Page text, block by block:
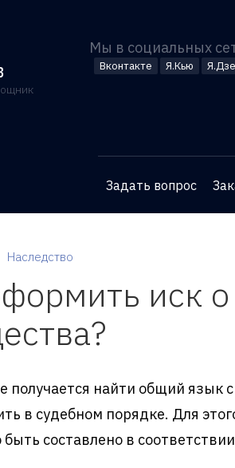
Мы в социальных
Вконтакте Я.Кью
Задать вопрос
Наследство
иск
получается найти общий
в судебном порядке. Для
составлено в